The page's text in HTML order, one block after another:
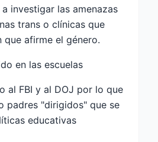
investigar las amenazas
trans o clínicas que
que afirme el género.
en las escuelas
al FBI y al DOJ por lo que
padres "dirigidos" que se
educativas